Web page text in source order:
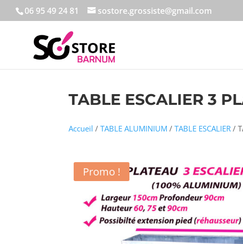
06 95 49 24 81 sostore.grossiste@gmail.com
TABLE ESCALIER 3
Accueil /TABLE ALUMINIUM /TABLE ESCALIER /
Promo !